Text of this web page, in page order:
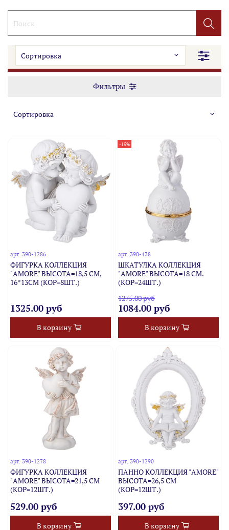
Фильтры
арт.390-1286
ФИГУРКА КОЛЛЕКЦИЯ
"AMORE" ВЫСОТА=18,5 СМ,
16*13СМ (КОР=8ШТ.)
1325.00 руб
В корзину
-15%
арт. 390-438
ШКАТУЛКА КОЛЛЕКЦИЯ
"AMORE" ВЫСОТА=18 СМ.
(КОР=24ШТ.)
1275.00 руб
1084.00 руб
В корзину
арт.390-1278
ФИГУРКА КОЛЛЕКЦИЯ
"AMORE" ВЫСОТА=21,5 СМ
(КОР=12ШТ.)
529.00 руб
В корзину
арт. 390-1290
ПАННО КОЛЛЕКЦИЯ "AMORE"
ВЫСОТА=26,5 СМ
(КОР=12ШТ.)
397.00 руб
В корзину